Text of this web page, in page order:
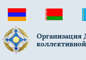
Организация